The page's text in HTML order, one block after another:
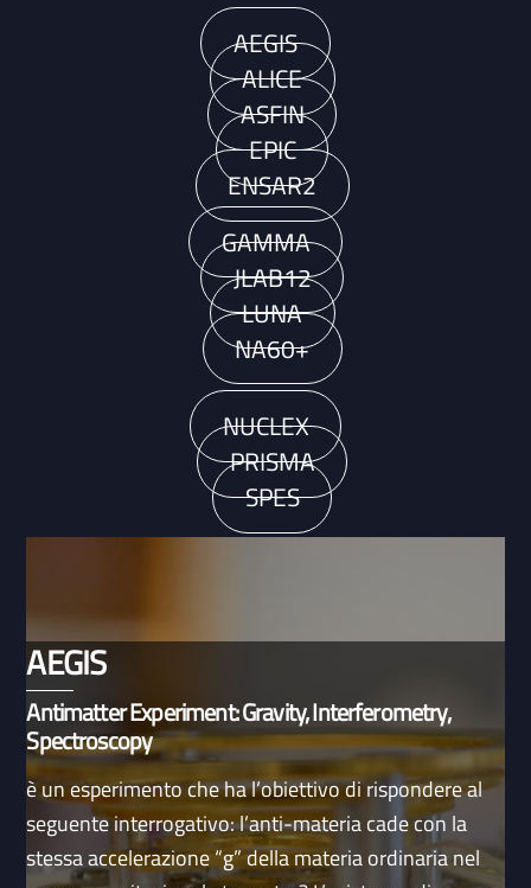
AEGIS
ALICE
ASFIN
EPIC
ENSAR2
GAMMA
JLAB12
LUNA
NA60+
NUCLEX
PRISMA
SPES
AEGIS
Antimatter Experiment: Gravity, Interferometry,
Spectroscopy
è un esperimento che ha l’obiettivo di rispondere al
seguente interrogativo: l’anti-materia cade con la
stessa accelerazione “g” della materia ordinaria nel